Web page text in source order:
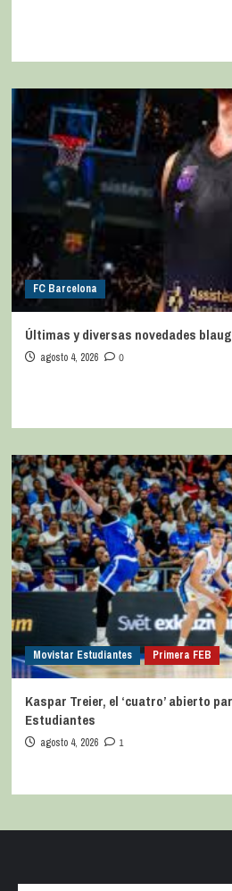
FC Barcelona
Últimas y diversas novedades
agosto 4, 2026 0
Movistar Estudiantes Primera FEB
Kaspar Treier, el ‘cuatro’ abierto
Estudiantes
agosto 4, 2026 1